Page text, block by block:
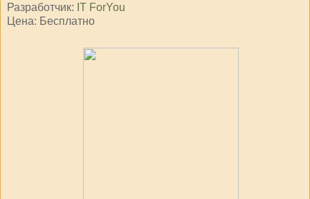
Разработчик: IT ForYou
Цена: Бесплатно